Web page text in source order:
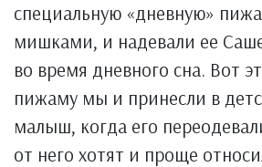
специальную «дневную»
мишками, и надевали ее
во время дневного сна. Вот
пижаму мы и принесли в
малыш, когда его
от него хотят и проще